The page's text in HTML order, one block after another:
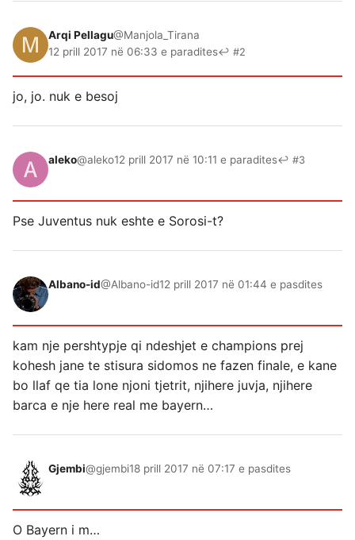
Arqi Pellagu@Manjola_Tirana
12 prill 2017 në 06:33 e paradites↩ #2
jo, jo. nuk e besoj
aleko@aleko12 prill 2017 në 10:11 e paradites↩ #3
Pse Juventus nuk eshte e Sorosi-t?
Albano-id@Albano-id12 prill 2017 në 01:44 e pasdites
kam nje pershtypje qi ndeshjet e champions prej
kohesh jane te stisura sidomos ne fazen finale, e kane
bo llaf qe tia lone njoni tjetrit, njihere juvja, njihere
barca e nje here real me bayern…
Gjembi@gjembi18 prill 2017 në 07:17 e pasdites
O Bayern i m…